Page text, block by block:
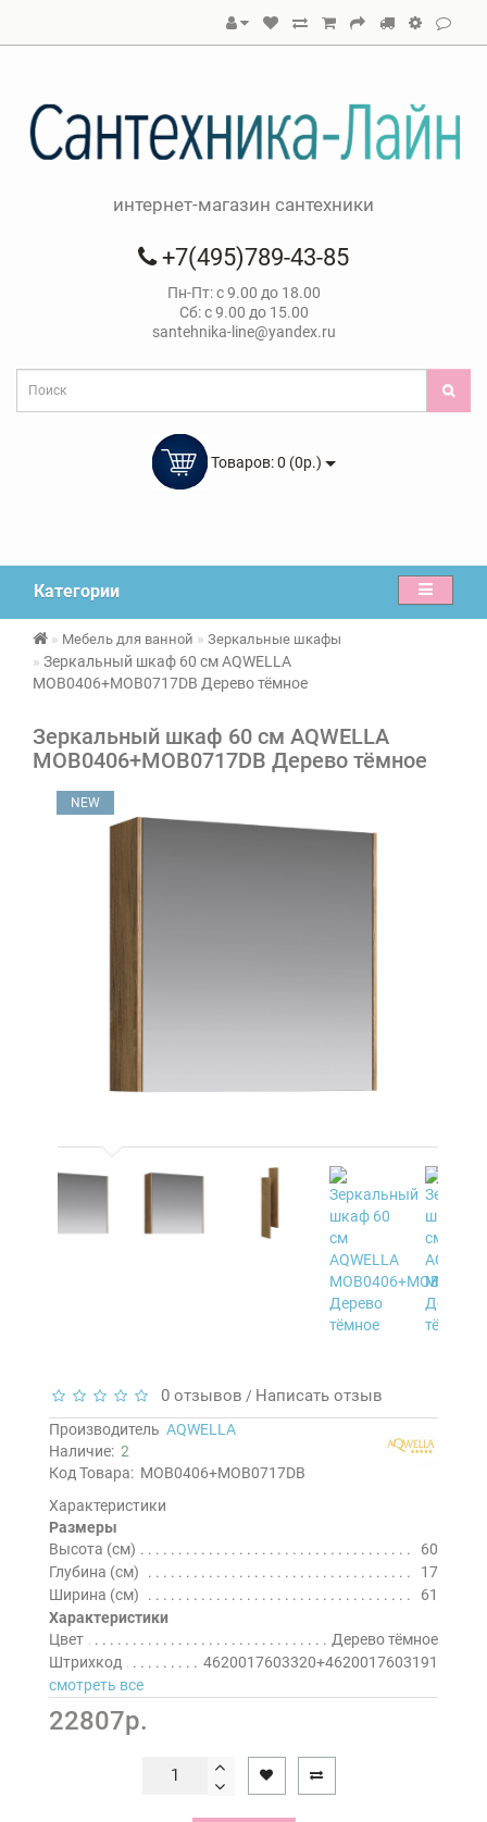
интернет-магазин сантехники
+7(495)789-43-85
Пн-Пт: с 9.00 до 18.00
Сб: с 9.00 до 15.00
santehnika-line@yandex.ru
Товаров: 0 (0р.)
Категории
Мебель для ванной Зеркальные шкафы
Зеркальный шкаф 60 см AQWELLA
MOB0406+MOB0717DB Дерево тёмное
Зеркальный шкаф 60 см AQWELLA
MOB0406+MOB0717DB Дерево тёмное
NEW
0 отзывов / Написать отзыв
Производитель AQWELLA
Наличие: 2
Код Товара: MOB0406+MOB0717DB
Характеристики
Размеры
Высота (см)
60
Глубина (см)
17
Ширина (см)
61
Характеристики
Цвет
Дерево тёмное
Штрихкод
4620017603320+4620017603191
смотреть все
22807р.